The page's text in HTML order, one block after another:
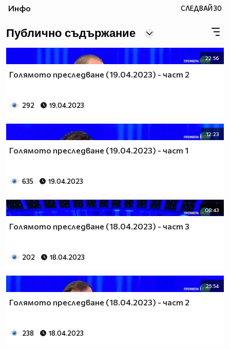
ще бъде издигнато в култ, а Ники Кънчев ще запознае
Инфо СЛЕДВАЙ30
Публично съдържание
22:56
Голямото преследване (19.04.2023) - част 2
292 19.04.2023
12:23
Голямото преследване (19.04.2023) - част 1
635 19.04.2023
08:43
Голямото преследване (18.04.2023) - част 3
202 18.04.2023
25:54
Голямото преследване (18.04.2023) - част 2
238 18.04.2023